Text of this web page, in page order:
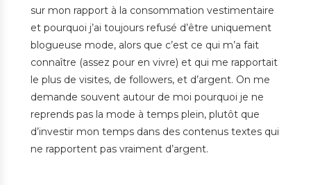
sur mon rapport à la consommation vestimentaire
et pourquoi j’ai toujours refusé d’être uniquement
blogueuse mode, alors que c’est ce qui m’a fait
connaître (assez pour en vivre) et qui me rapportait
le plus de visites, de followers, et d’argent. On me
demande souvent autour de moi pourquoi je ne
reprends pas la mode à temps plein, plutôt que
d’investir mon temps dans des contenus textes qui
ne rapportent pas vraiment d’argent.